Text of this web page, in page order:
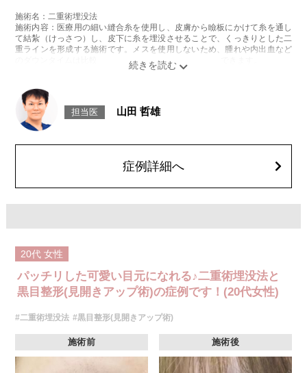
施術名：二重術埋没法
施術内容：医療用の細い縫合糸を使用し、皮膚から瞼板にかけて糸を通し
て結紮（けっさつ）し、皮下に糸を埋没させることで、くっきりとした二
重ラインを形成する施術です。メスを使用しないため、腫れや内出血など
のダウンタイムは比較的少なく、自然な仕上がりが期待できます。
後一時的に生じることがございます。これらの症状は通常数日〜1週間ほど
で落ち着いていきますが、個人差があります。また、稀に細菌感染症、左
右差、重瞼ラインの消失・乱れ、縫合糸の露出、結膜腫脹などが生じるこ
とがございます。
アドバンス 2箇所217,800円(税込)～6箇所349,800円(税込)
アペックス シングル437,800円(税込)～ダブル657,800円(税込)
シークレットアイズシングル712,800円(税込)〜ダブル877,800円(税込)
施術名：黒目見開きアップ術
元の開きを良くします。皮膚を切らないため、腫れやダウンタイムも比較
的少ないのが特長です。
施術時間：約15〜20分程
リスク、副作用：術後には、腫脹（腫れ）、内出血、軽度の疼痛、異物感
（目がごろごろするような違和感）などが一時的に生じる可能性がありま
す。また、稀ではありますが、細菌感染症、左右差、重瞼ラインの後戻り
や不整、縫合糸の露出、結膜の腫脹（結膜浮腫）といった合併症がみられ
ることもございます。
費用：272,800円(税込)
オプション：笑気麻酔 3,300円(税込)
担当医 山田 哲雄
症例詳細へ
20代 女性
パッチリした可愛い目元になれる♪二重術埋没法と
黒目整形(見開きアップ術)の症例です！(20代女性)
#二重術埋没法 #黒目整形(見開きアップ術)
施術前 施術後